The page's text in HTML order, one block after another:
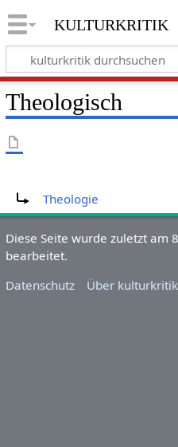
kulturkritik
Theologisch
Theologie
Diese Seite wurde zuletzt am
bearbeitet.
Datenschutz
Über kulturkritik